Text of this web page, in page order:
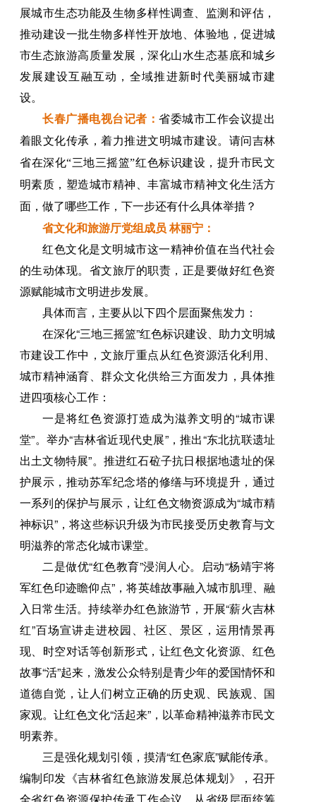
展城市生态功能及生物多样性调查、监测和评估，
推动建设一批生物多样性开放地、体验地，促进城
市生态旅游高质量发展，深化山水生态基底和城乡
发展建设互融互动，全域推进新时代美丽城市建
设。
长春广播电视台记者：省委城市工作会议提出
着眼文化传承，着力推进文明城市建设。请问吉林
省在深化“三地三摇篮”红色标识建设，提升市民文
明素质，塑造城市精神、丰富城市精神文化生活方
面，做了哪些工作，下一步还有什么具体举措？
省文化和旅游厅党组成员 林丽宁：
红色文化是文明城市这一精神价值在当代社会
的生动体现。省文旅厅的职责，正是要做好红色资
源赋能城市文明进步发展。
具体而言，主要从以下四个层面聚焦发力：
在深化“三地三摇篮”红色标识建设、助力文明城
市建设工作中，文旅厅重点从红色资源活化利用、
城市精神涵育、群众文化供给三方面发力，具体推
进四项核心工作：
一是将红色资源打造成为滋养文明的“城市课
堂”。举办“吉林省近现代史展”，推出“东北抗联遗址
出土文物特展”。推进红石砬子抗日根据地遗址的保
护展示，推动苏军纪念塔的修缮与环境提升，通过
一系列的保护与展示，让红色文物资源成为“城市精
神标识”，将这些标识升级为市民接受历史教育与文
明滋养的常态化城市课堂。
二是做优“红色教育”浸润人心。启动“杨靖宇将
军红色印迹瞻仰点”，将英雄故事融入城市肌理、融
入日常生活。持续举办红色旅游节，开展“薪火吉林
红”百场宣讲走进校园、社区、景区，运用情景再
现、时空对话等创新形式，让红色文化资源、红色
故事“活”起来，激发公众特别是青少年的爱国情怀和
道德自觉，让人们树立正确的历史观、民族观、国
家观。让红色文化“活起来”，以革命精神滋养市民文
明素养。
三是强化规划引领，摸清“红色家底”赋能传承。
编制印发《吉林省红色旅游发展总体规划》，召开
全省红色资源保护传承工作会议，从省级层面统筹